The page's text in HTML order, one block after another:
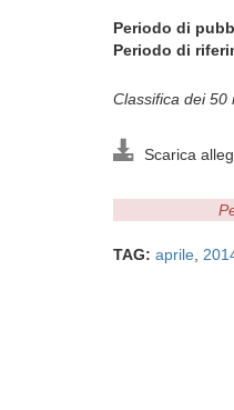
Periodo di
Periodo di
Classifica dei 50
Scarica
TAG: aprile